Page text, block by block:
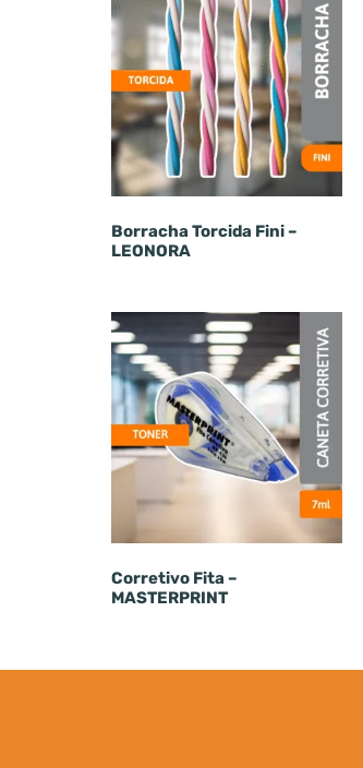
Borracha Torcida Fini –
LEONORA
Corretivo Fita –
MASTERPRINT